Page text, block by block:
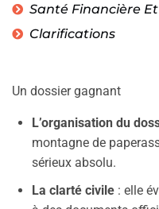
Santé Financière
Clarifications
Un dossier gagnant
L’organisation du
montagne de
sérieux absolu.
La clarté civile : elle